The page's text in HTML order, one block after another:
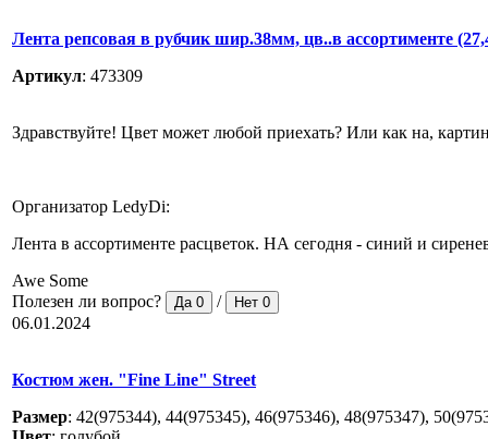
Лента репсовая в рубчик шир.38мм, цв..в ассортименте
Артикул: 473309
Здравствуйте! Цвет может любой приехать? Или как на,
Организатор LedyDi:
Лента в ассортименте расцветок. НА сегодня - синий и
Awe Some
Полезен ли вопрос?
Да 0 / Нет 0
06.01.2024
Костюм жен. "Fine Line" Street
Размер: 42(975344), 44(975345), 46(975346), 48(975347),